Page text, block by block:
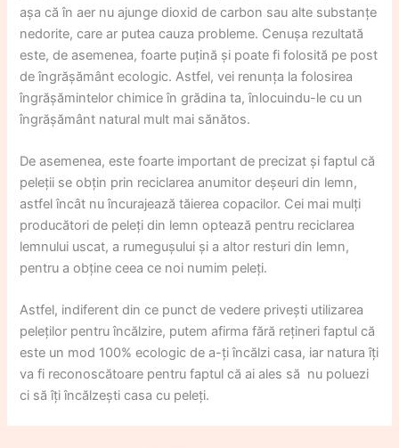
așa că în aer nu ajunge dioxid de carbon sau alte substanțe
nedorite, care ar putea cauza probleme. Cenușa rezultată
este, de asemenea, foarte puțină și poate fi folosită pe post
de îngrășământ ecologic. Astfel, vei renunța la folosirea
îngrășămintelor chimice în grădina ta, înlocuindu-le cu un
îngrășământ natural mult mai sănătos.
De asemenea, este foarte important de precizat și faptul că
peleții se obțin prin reciclarea anumitor deșeuri din lemn,
astfel încât nu încurajează tăierea copacilor. Cei mai mulți
producători de peleți din lemn optează pentru reciclarea
lemnului uscat, a rumegușului și a altor resturi din lemn,
pentru a obține ceea ce noi numim peleți.
Astfel, indiferent din ce punct de vedere privești utilizarea
peleților pentru încălzire, putem afirma fără rețineri faptul că
este un mod 100% ecologic de a-ți încălzi casa, iar natura îți
va fi reconoscătoare pentru faptul că ai ales să nu poluezi
ci să îți încălzești casa cu peleți.